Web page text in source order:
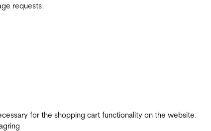
requests.
for the shopping cart functionality on the website.